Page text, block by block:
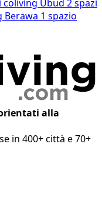
coliving Ubud 2 spazi
Berawa 1 spazio
alla
in 400+ città e 70+